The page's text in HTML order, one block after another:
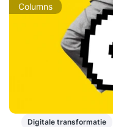
Columns
Digitale transformatie